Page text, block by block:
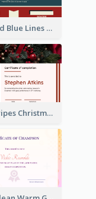
Red And Blue Lines And Badge Completion Certificate
Red Stripes Christmas Decorations Certificate